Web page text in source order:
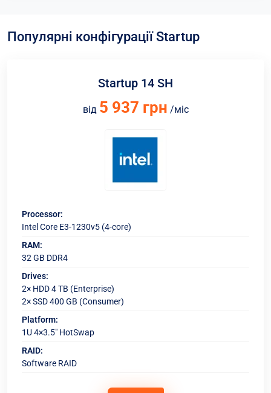
Популярні конфігурації Startup
Startup 14 SH
від 5 937 грн /міс
Processor:
Intel Core E3-1230v5 (4-core)
RAM:
32 GB DDR4
Drives:
2× HDD 4 TB (Enterprise)
2× SSD 400 GB (Consumer)
Platform:
1U 4×3.5" HotSwap
RAID:
Software RAID